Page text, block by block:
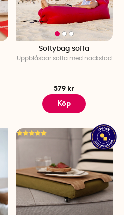
Softybag soffa
Uppblåsbar soffa med nackstöd
579 kr
Köp